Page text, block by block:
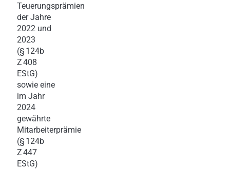
Teuerungsprämien
der Jahre
2022 und
2023
(§ 124b
Z 408
EStG)
sowie eine
im Jahr
2024
gewährte
Mitarbeiterprämie
(§ 124b
Z 447
EStG)